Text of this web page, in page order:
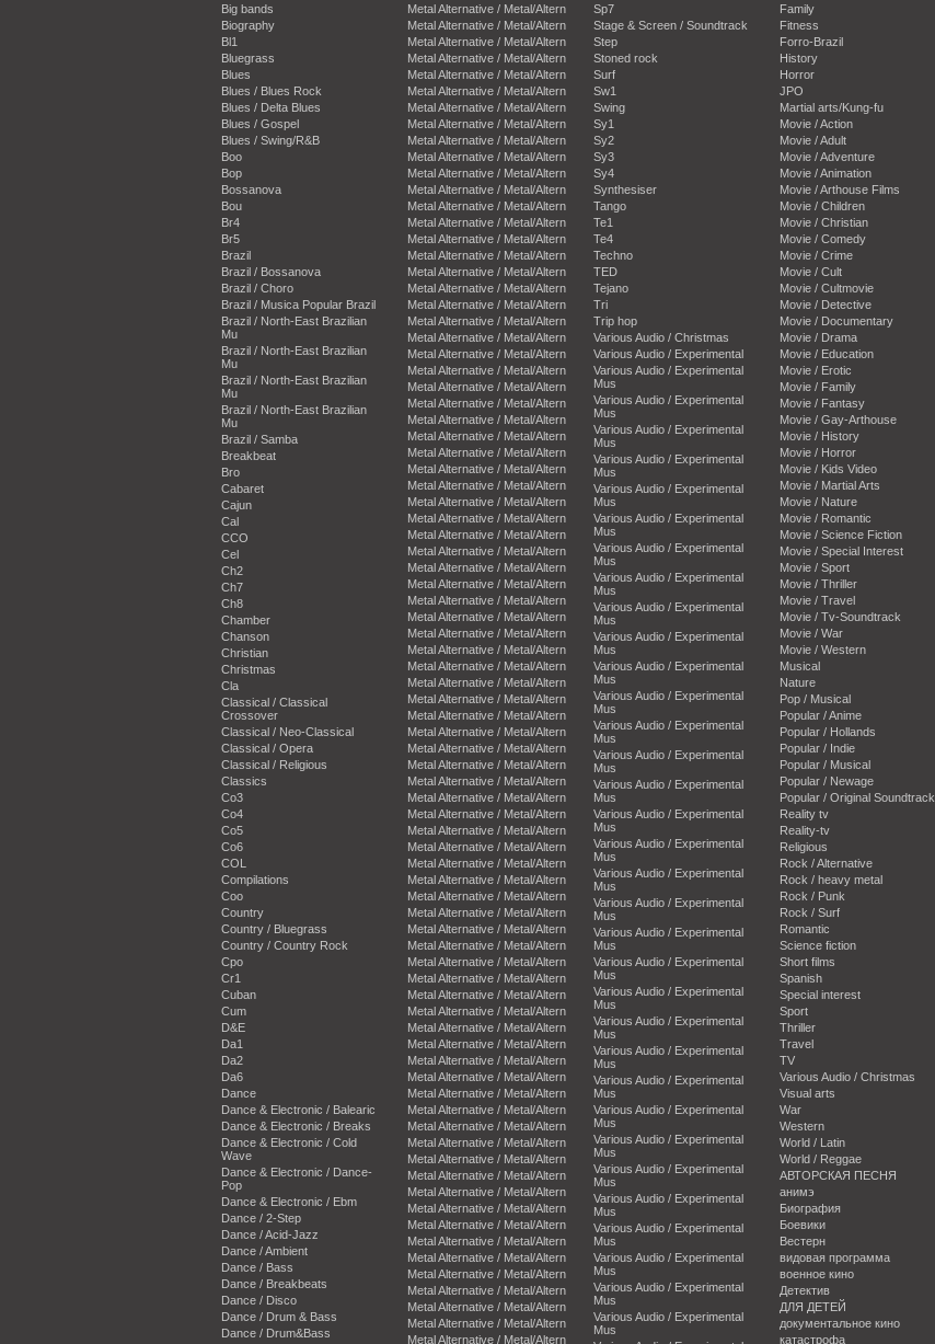
Big bands
Biography
Bl1
Bluegrass
Blues
Blues / Blues Rock
Blues / Delta Blues
Blues / Gospel
Blues / Swing/R&B
Boo
Bop
Bossanova
Bou
Br4
Br5
Brazil
Brazil / Bossanova
Brazil / Choro
Brazil / Musica Popular Brazil
Brazil / North-East Brazilian
Mu
Brazil / North-East Brazilian
Mu
Brazil / North-East Brazilian
Mu
Brazil / North-East Brazilian
Mu
Brazil / Samba
Breakbeat
Bro
Cabaret
Cajun
Cal
CCO
Cel
Ch2
Ch7
Ch8
Chamber
Chanson
Christian
Christmas
Cla
Classical / Classical
Crossover
Classical / Neo-Classical
Classical / Opera
Classical / Religious
Classics
Co3
Co4
Co5
Co6
COL
Compilations
Coo
Country
Country / Bluegrass
Country / Country Rock
Cpo
Cr1
Cuban
Cum
D&E
Da1
Da2
Da6
Dance
Dance & Electronic / Balearic
Dance & Electronic / Breaks
Dance & Electronic / Cold
Wave
Dance & Electronic / Dance-
Pop
Dance & Electronic / Ebm
Dance / 2-Step
Dance / Acid-Jazz
Dance / Ambient
Dance / Bass
Dance / Breakbeats
Dance / Disco
Dance / Drum & Bass
Dance / Drum&Bass
Metal Alternative / Metal/Altern
Metal Alternative / Metal/Altern
Metal Alternative / Metal/Altern
Metal Alternative / Metal/Altern
Metal Alternative / Metal/Altern
Metal Alternative / Metal/Altern
Metal Alternative / Metal/Altern
Metal Alternative / Metal/Altern
Metal Alternative / Metal/Altern
Metal Alternative / Metal/Altern
Metal Alternative / Metal/Altern
Metal Alternative / Metal/Altern
Metal Alternative / Metal/Altern
Metal Alternative / Metal/Altern
Metal Alternative / Metal/Altern
Metal Alternative / Metal/Altern
Metal Alternative / Metal/Altern
Metal Alternative / Metal/Altern
Metal Alternative / Metal/Altern
Metal Alternative / Metal/Altern
Metal Alternative / Metal/Altern
Metal Alternative / Metal/Altern
Metal Alternative / Metal/Altern
Metal Alternative / Metal/Altern
Metal Alternative / Metal/Altern
Metal Alternative / Metal/Altern
Metal Alternative / Metal/Altern
Metal Alternative / Metal/Altern
Metal Alternative / Metal/Altern
Metal Alternative / Metal/Altern
Metal Alternative / Metal/Altern
Metal Alternative / Metal/Altern
Metal Alternative / Metal/Altern
Metal Alternative / Metal/Altern
Metal Alternative / Metal/Altern
Metal Alternative / Metal/Altern
Metal Alternative / Metal/Altern
Metal Alternative / Metal/Altern
Metal Alternative / Metal/Altern
Metal Alternative / Metal/Altern
Metal Alternative / Metal/Altern
Metal Alternative / Metal/Altern
Metal Alternative / Metal/Altern
Metal Alternative / Metal/Altern
Metal Alternative / Metal/Altern
Metal Alternative / Metal/Altern
Metal Alternative / Metal/Altern
Metal Alternative / Metal/Altern
Metal Alternative / Metal/Altern
Metal Alternative / Metal/Altern
Metal Alternative / Metal/Altern
Metal Alternative / Metal/Altern
Metal Alternative / Metal/Altern
Metal Alternative / Metal/Altern
Metal Alternative / Metal/Altern
Metal Alternative / Metal/Altern
Metal Alternative / Metal/Altern
Metal Alternative / Metal/Altern
Metal Alternative / Metal/Altern
Metal Alternative / Metal/Altern
Metal Alternative / Metal/Altern
Metal Alternative / Metal/Altern
Metal Alternative / Metal/Altern
Metal Alternative / Metal/Altern
Metal Alternative / Metal/Altern
Metal Alternative / Metal/Altern
Metal Alternative / Metal/Altern
Metal Alternative / Metal/Altern
Metal Alternative / Metal/Altern
Metal Alternative / Metal/Altern
Metal Alternative / Metal/Altern
Metal Alternative / Metal/Altern
Metal Alternative / Metal/Altern
Metal Alternative / Metal/Altern
Metal Alternative / Metal/Altern
Metal Alternative / Metal/Altern
Metal Alternative / Metal/Altern
Metal Alternative / Metal/Altern
Metal Alternative / Metal/Altern
Metal Alternative / Metal/Altern
Metal Alternative / Metal/Altern
Metal Alternative / Metal/Altern
Sp7
Stage & Screen / Soundtrack
Step
Stoned rock
Surf
Sw1
Swing
Sy1
Sy2
Sy3
Sy4
Synthesiser
Tango
Te1
Te4
Techno
TED
Tejano
Tri
Trip hop
Various Audio / Christmas
Various Audio / Experimental
Various Audio / Experimental
Mus
Various Audio / Experimental
Mus
Various Audio / Experimental
Mus
Various Audio / Experimental
Mus
Various Audio / Experimental
Mus
Various Audio / Experimental
Mus
Various Audio / Experimental
Mus
Various Audio / Experimental
Mus
Various Audio / Experimental
Mus
Various Audio / Experimental
Mus
Various Audio / Experimental
Mus
Various Audio / Experimental
Mus
Various Audio / Experimental
Mus
Various Audio / Experimental
Mus
Various Audio / Experimental
Mus
Various Audio / Experimental
Mus
Various Audio / Experimental
Mus
Various Audio / Experimental
Mus
Various Audio / Experimental
Mus
Various Audio / Experimental
Mus
Various Audio / Experimental
Mus
Various Audio / Experimental
Mus
Various Audio / Experimental
Mus
Various Audio / Experimental
Mus
Various Audio / Experimental
Mus
Various Audio / Experimental
Mus
Various Audio / Experimental
Mus
Various Audio / Experimental
Mus
Various Audio / Experimental
Mus
Various Audio / Experimental
Mus
Various Audio / Experimental
Mus
Various Audio / Experimental
Mus
Various Audio / Experimental
Mus
Family
Fitness
Forro-Brazil
History
Horror
JPO
Martial arts/Kung-fu
Movie / Action
Movie / Adult
Movie / Adventure
Movie / Animation
Movie / Arthouse Films
Movie / Children
Movie / Christian
Movie / Comedy
Movie / Crime
Movie / Cult
Movie / Cultmovie
Movie / Detective
Movie / Documentary
Movie / Drama
Movie / Education
Movie / Erotic
Movie / Family
Movie / Fantasy
Movie / Gay-Arthouse
Movie / History
Movie / Horror
Movie / Kids Video
Movie / Martial Arts
Movie / Nature
Movie / Romantic
Movie / Science Fiction
Movie / Special Interest
Movie / Sport
Movie / Thriller
Movie / Travel
Movie / Tv-Soundtrack
Movie / War
Movie / Western
Musical
Nature
Pop / Musical
Popular / Anime
Popular / Hollands
Popular / Indie
Popular / Musical
Popular / Newage
Popular / Original Soundtrack
Reality tv
Reality-tv
Religious
Rock / Alternative
Rock / heavy metal
Rock / Punk
Rock / Surf
Romantic
Science fiction
Short films
Spanish
Special interest
Sport
Thriller
Travel
TV
Various Audio / Christmas
Visual arts
War
Western
World / Latin
World / Reggae
АВТОРСКАЯ ПЕСНЯ
анимэ
Биография
Боевики
Вестерн
видовая программа
военное кино
Детектив
ДЛЯ ДЕТЕЙ
документальное кино
катастрофа